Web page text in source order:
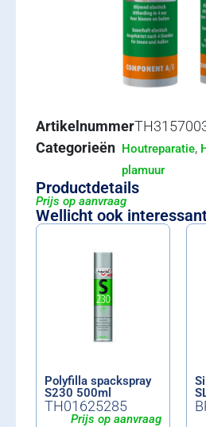
Artikelnummer
Categorieën Houtreparatie,
plamuur
Productdetails
Prijs op aanvraag
Wellicht ook
Polyfilla spackspray
S230 500ml
TH01625285
Prijs op aanvraag